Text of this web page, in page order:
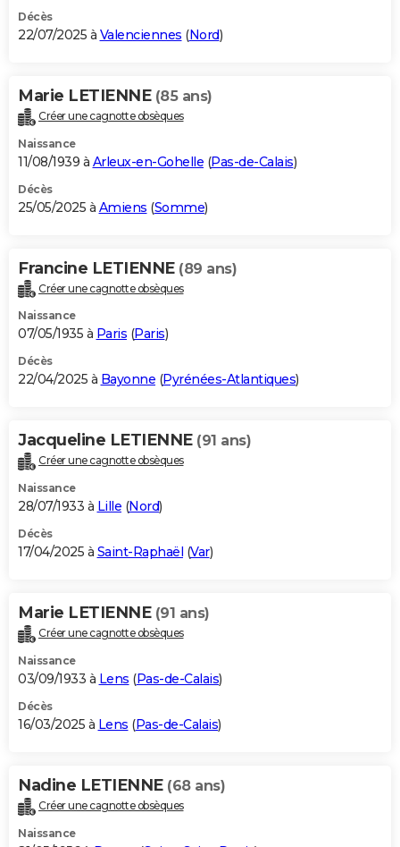
Décès
22/07/2025 à Valenciennes (Nord)
Marie LETIENNE (85 ans)
Créer une cagnotte obsèques
Naissance
11/08/1939 à Arleux-en-Gohelle (Pas-de-Calais)
Décès
25/05/2025 à Amiens (Somme)
Francine LETIENNE (89 ans)
Créer une cagnotte obsèques
Naissance
07/05/1935 à Paris (Paris)
Décès
22/04/2025 à Bayonne (Pyrénées-Atlantiques)
Jacqueline LETIENNE (91 ans)
Créer une cagnotte obsèques
Naissance
28/07/1933 à Lille (Nord)
Décès
17/04/2025 à Saint-Raphaël (Var)
Marie LETIENNE (91 ans)
Créer une cagnotte obsèques
Naissance
03/09/1933 à Lens (Pas-de-Calais)
Décès
16/03/2025 à Lens (Pas-de-Calais)
Nadine LETIENNE (68 ans)
Créer une cagnotte obsèques
Naissance